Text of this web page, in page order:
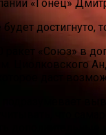
«Гонец»
достигнуто,
ракет «Союз» в
Циолковского
даст
что